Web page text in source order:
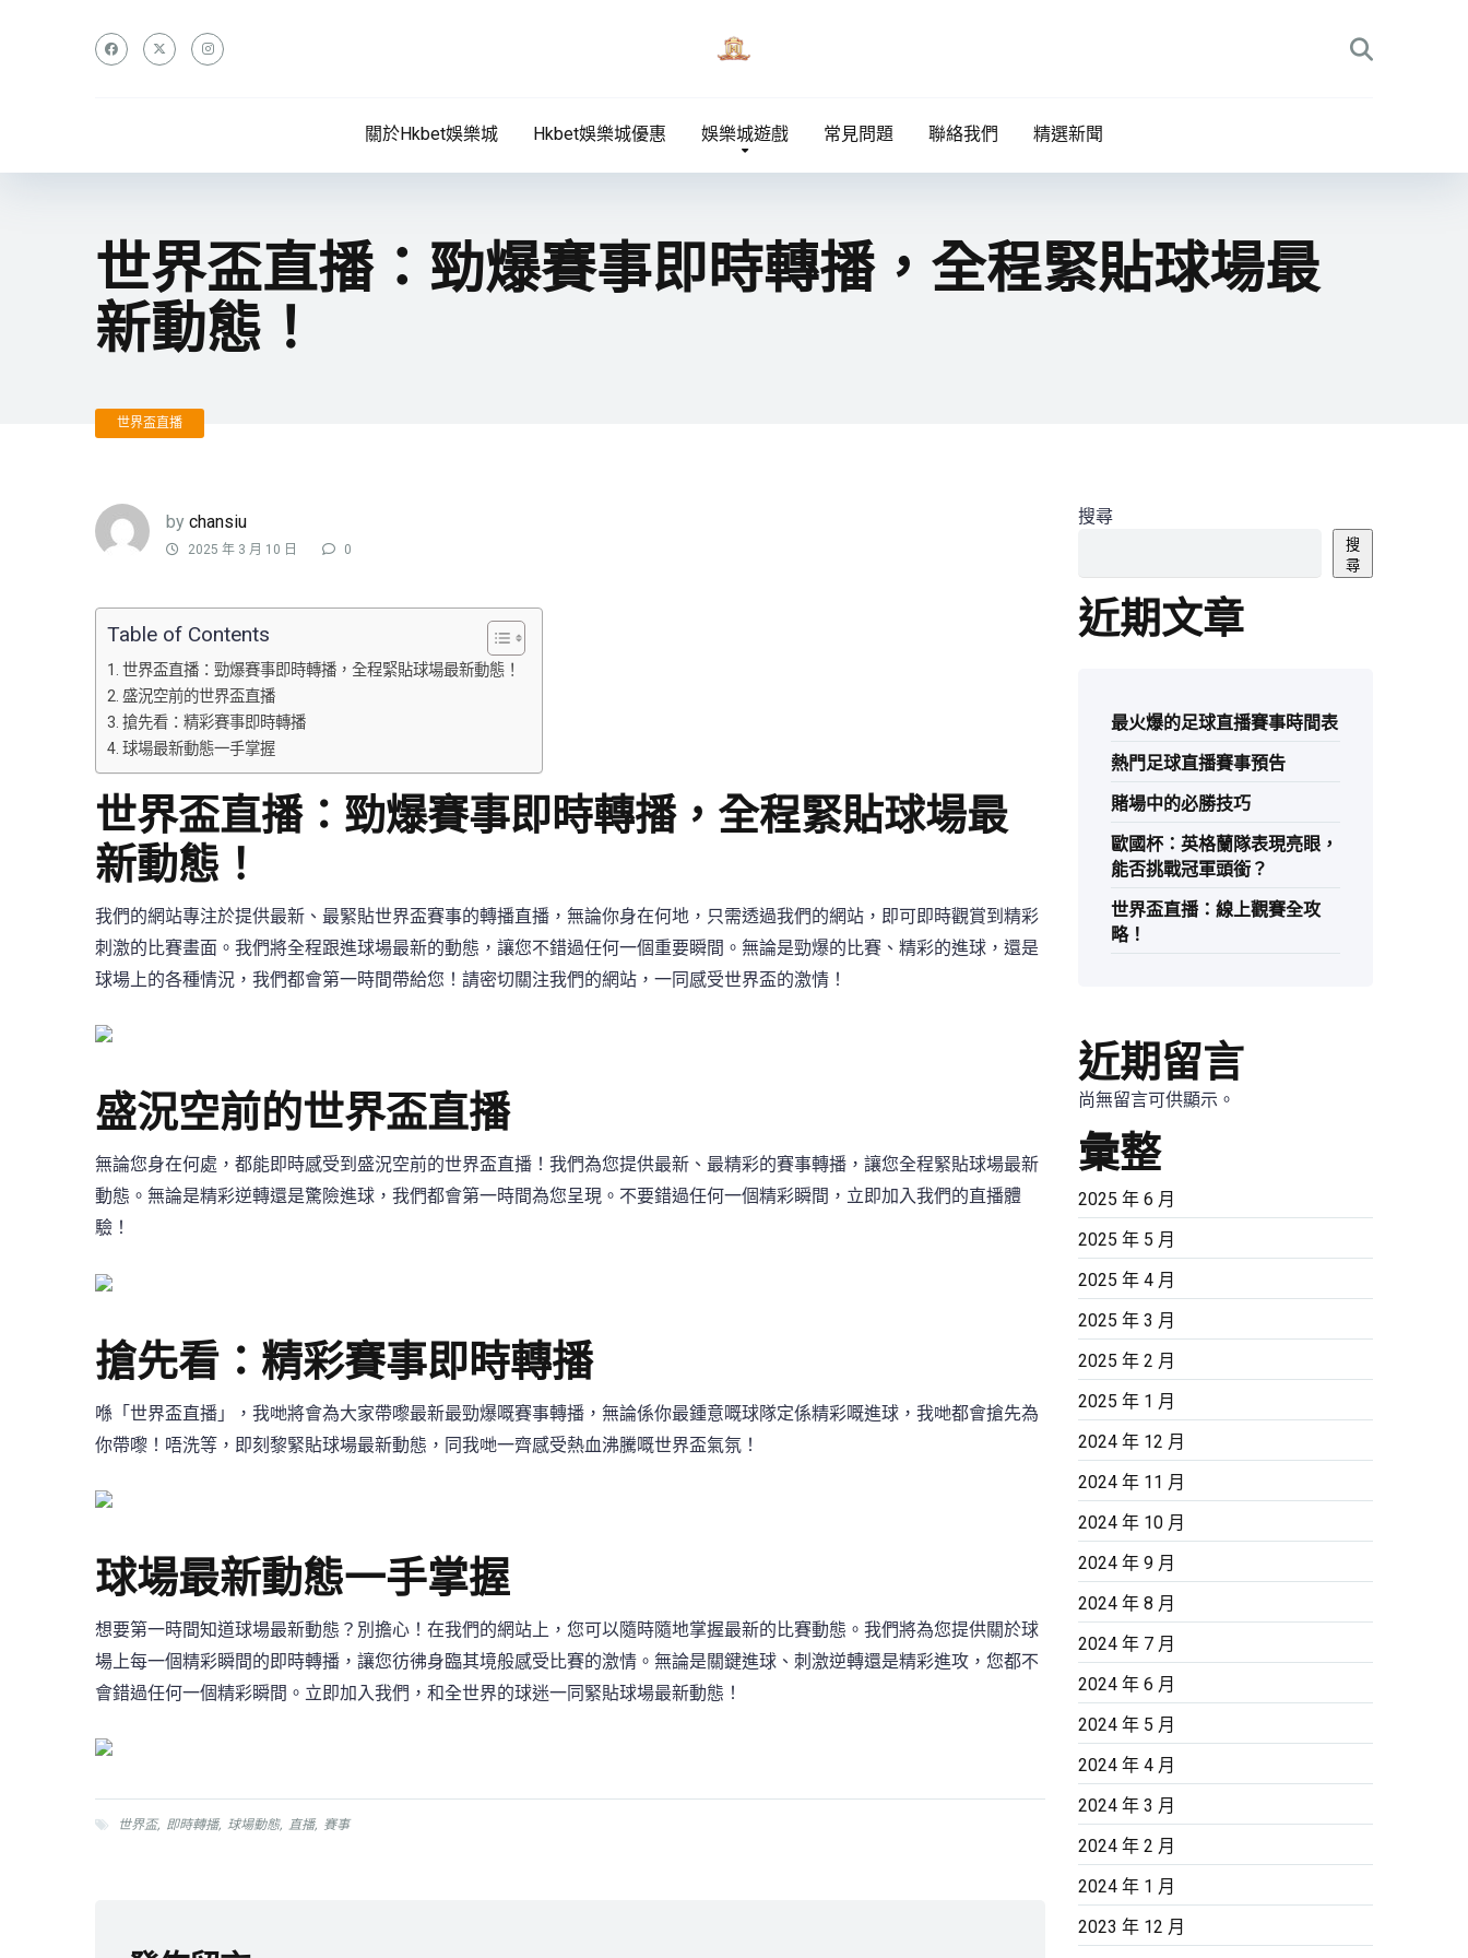
關於Hkbet娛樂城 Hkbet娛樂城優惠 娛樂城遊戲 常見問題 聯絡我們 精選新聞
世界盃直播：勁爆賽事即時轉播，全程緊貼球場最
新動態！
世界盃直播
by chansiu
2025 年 3 月 10 日 0
Table of Contents
世界盃直播：勁爆賽事即時轉播，全程緊貼球場最新動態！
盛況空前的世界盃直播
搶先看：精彩賽事即時轉播
球場最新動態一手掌握
世界盃直播：勁爆賽事即時轉播，全程緊貼球場最
新動態！
我們的網站專注於提供最新、最緊貼世界盃賽事的轉播直播，無論你身在何地，只需透過我們的網站，即可即時觀賞到精彩
刺激的比賽畫面。我們將全程跟進球場最新的動態，讓您不錯過任何一個重要瞬間。無論是勁爆的比賽、精彩的進球，還是
球場上的各種情況，我們都會第一時間帶給您！請密切關注我們的網站，一同感受世界盃的激情！
盛況空前的世界盃直播
無論您身在何處，都能即時感受到盛況空前的世界盃直播！我們為您提供最新、最精彩的賽事轉播，讓您全程緊貼球場最新
動態。無論是精彩逆轉還是驚險進球，我們都會第一時間為您呈現。不要錯過任何一個精彩瞬間，立即加入我們的直播體
驗！
搶先看：精彩賽事即時轉播
喺「世界盃直播」，我哋將會為大家帶嚟最新最勁爆嘅賽事轉播，無論係你最鍾意嘅球隊定係精彩嘅進球，我哋都會搶先為
你帶嚟！唔洗等，即刻黎緊貼球場最新動態，同我哋一齊感受熱血沸騰嘅世界盃氣氛！
球場最新動態一手掌握
想要第一時間知道球場最新動態？別擔心！在我們的網站上，您可以隨時隨地掌握最新的比賽動態。我們將為您提供關於球
場上每一個精彩瞬間的即時轉播，讓您彷彿身臨其境般感受比賽的激情。無論是關鍵進球、刺激逆轉還是精彩進攻，您都不
會錯過任何一個精彩瞬間。立即加入我們，和全世界的球迷一同緊貼球場最新動態！
世界盃, 即時轉播, 球場動態, 直播, 賽事
搜尋
搜
尋
近期文章
最火爆的足球直播賽事時間表
熱門足球直播賽事預告
賭場中的必勝技巧
歐國杯：英格蘭隊表現亮眼，
能否挑戰冠軍頭銜？
世界盃直播：線上觀賽全攻
略！
近期留言
尚無留言可供顯示。
彙整
2025 年 6 月
2025 年 5 月
2025 年 4 月
2025 年 3 月
2025 年 2 月
2025 年 1 月
2024 年 12 月
2024 年 11 月
2024 年 10 月
2024 年 9 月
2024 年 8 月
2024 年 7 月
2024 年 6 月
2024 年 5 月
2024 年 4 月
2024 年 3 月
2024 年 2 月
2024 年 1 月
2023 年 12 月